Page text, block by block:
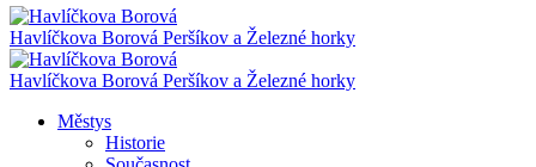
Havlíčkova Borová Peršíkov a Železné horky
Havlíčkova Borová Peršíkov a Železné horky
Městys
Historie